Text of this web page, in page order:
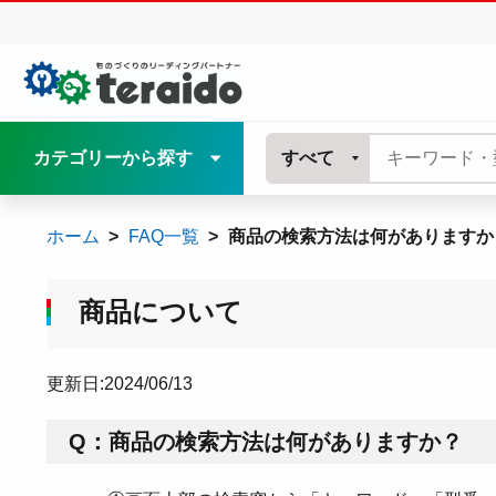
カテゴリーから探す すべて
ホーム FAQ一覧 商品の検索方法は何があります
商品について
更新日:2024/06/13
Q：商品の検索方法は何がありますか？